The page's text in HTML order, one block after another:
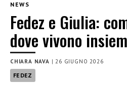
NEWS
Fedez e Giulia:
dove vivono
CHIARA NAVA | 26 GIUGNO 2026
FEDEZ